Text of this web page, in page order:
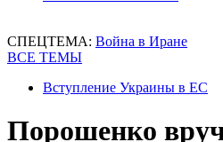
СПЕЦТЕМА: Война в Иране
ВСЕ ТЕМЫ
Вступление Украины в ЕС
Порошенко